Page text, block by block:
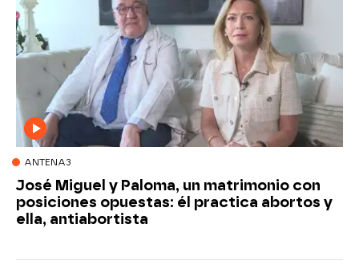
ANTENA3
José Miguel y Paloma, un matrimonio con
posiciones opuestas: él practica abortos y
ella, antiabortista